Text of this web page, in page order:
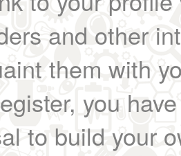
and other
them with
you
to build your